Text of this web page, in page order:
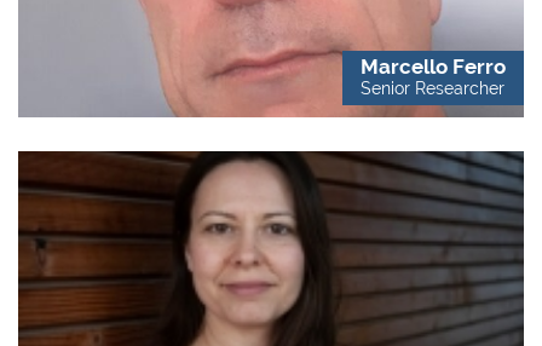
Marcello Ferro
Senior Researcher